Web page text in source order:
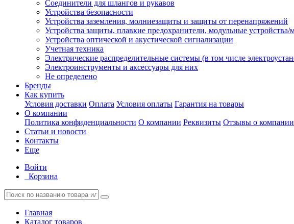
Соединители для шлангов и рукавов
Устройства безопасности
Устройства заземления, молниезащиты и защиты от перенапряжений
Устройства защиты, плавкие предохранители, модульные устройства/
Устройства оптической и акустической сигнализации
Учетная техника
Электрические распределительные системы (в том числе
Электроинструменты и аксессуары для них
Не определено
Бренды
Как купить
Условия доставки Оплата Условия оплаты Гарантия на товары
О компании
Политика конфиденциальности О компании Реквизиты Отзывы о компании
Статьи и новости
Контакты
Еще
Войти
Корзина
Главная
Каталог товаров